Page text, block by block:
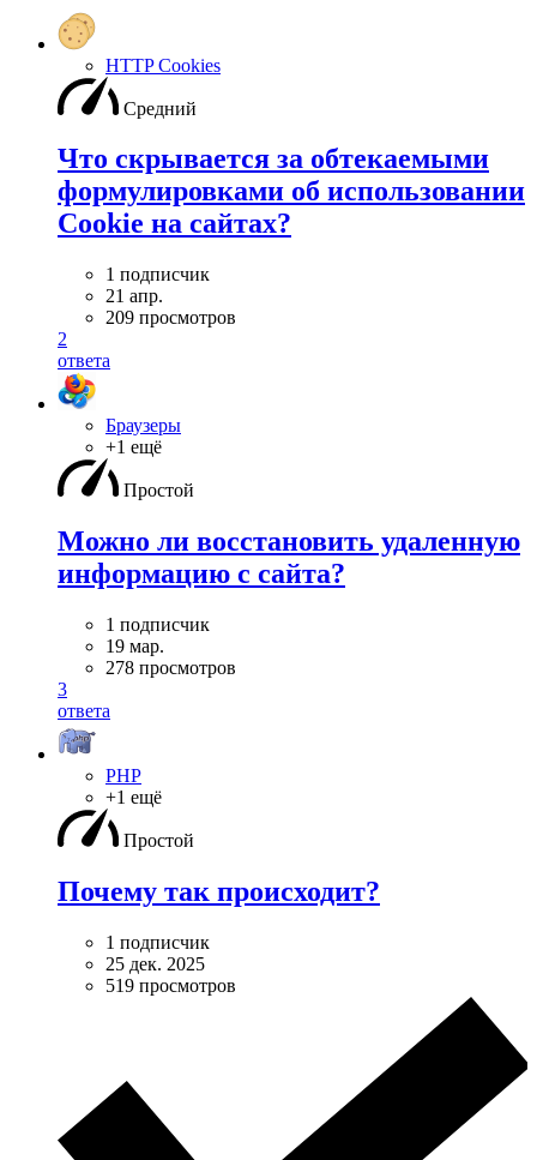
HTTP Cookies
Средний
Что скрывается за обтекаемыми
формулировками об использовании
Cookie на сайтах?
1 подписчик
21 апр.
209 просмотров
2
ответа
Браузеры
+1 ещё
Простой
Можно ли восстановить удаленную
информацию с сайта?
1 подписчик
19 мар.
278 просмотров
3
ответа
PHP
+1 ещё
Простой
Почему так происходит?
1 подписчик
25 дек. 2025
519 просмотров